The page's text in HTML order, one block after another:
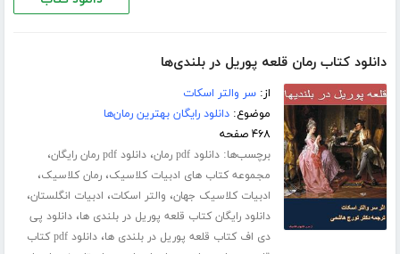
دانلود کتاب رمان قلعه پوریل در بلندی‌ها
از:سر والتر اسکات
موضوع:دانلود رایگان بهترین رمان‌ها
۴۶۸ صفحه
برچسب‌ها:دانلود pdf رمان ،دانلود pdf رمان رایگان ،
مجموعه کتاب های ادبیات کلاسیک،رمان کلاسیک،
ادبیات کلاسیک جهان، والتر اسکات، ادبیات انگلستان،
دانلود رایگان کتاب قلعه پوریل در بلندی ها،دانلود پی
دی اف کتاب قلعه پوریل در بلندی ها،
دانلود pdf کتاب